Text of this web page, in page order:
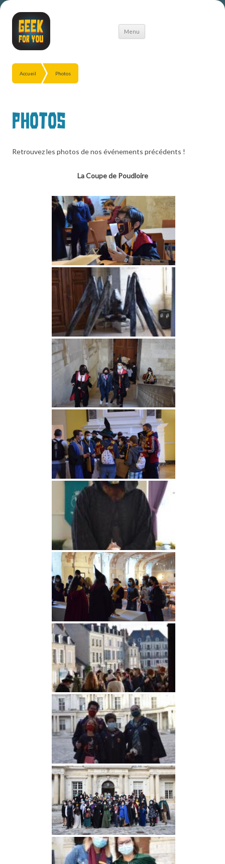
Menu
Aller
Accueil Photos
Photos
Retrouvez les photos de nos événements précédents !
La Coupe de Poudloire